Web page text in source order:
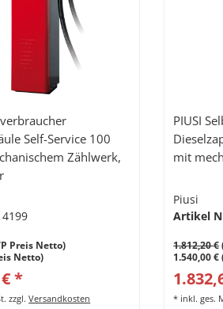
Self-Service 100
Zählwerk,
4199
Preis Netto)
Netto)
*
zzgl.Versandkosten
PIUSI
mit
Piusi
Artikel
1.812,20 €
1.540,00
* inkl. ges.